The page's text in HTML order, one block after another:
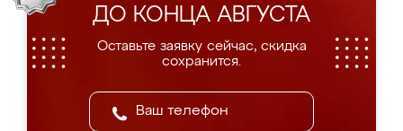
ДО КОНЦА АВГУСТА
Оставьте заявку сейчас, скидка
сохранится.